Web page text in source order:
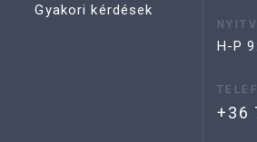
Gyakori kérdések
H-P
+36